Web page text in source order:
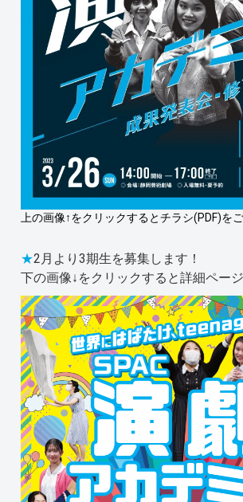
上の画像↑をクリックするとチラシ(PDF)を
★2月より3期生を募集します！
下の画像↓をクリックすると詳細ページ